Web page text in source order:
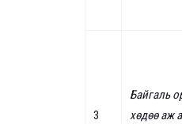
3
Байгаль
хөдөө аж